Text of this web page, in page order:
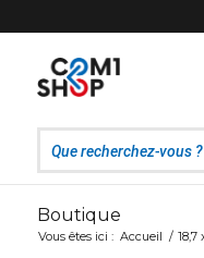
Boutique
Vous êtes ici : Accueil / 18,7